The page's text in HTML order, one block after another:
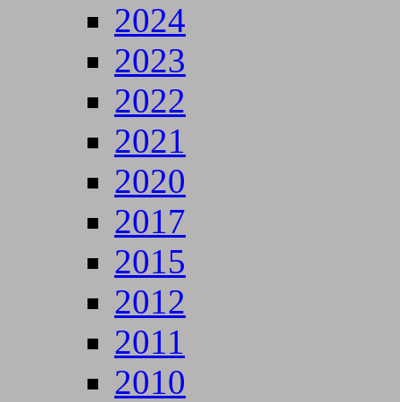
2024
2023
2022
2021
2020
2017
2015
2012
2011
2010